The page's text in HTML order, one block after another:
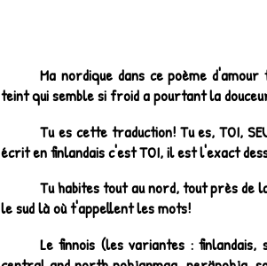
Ma nordique dans ce poème d'amour
teint qui semble si froid a pourtant la
Tu es cette traduction! Tu es, TOI,
écrit en finlandais c'est TOI, il est l'exact
Tu habites tout au nord, tout près de
le sud là où t'appellent les mots!
Le finnois (les variantes : finlandais,